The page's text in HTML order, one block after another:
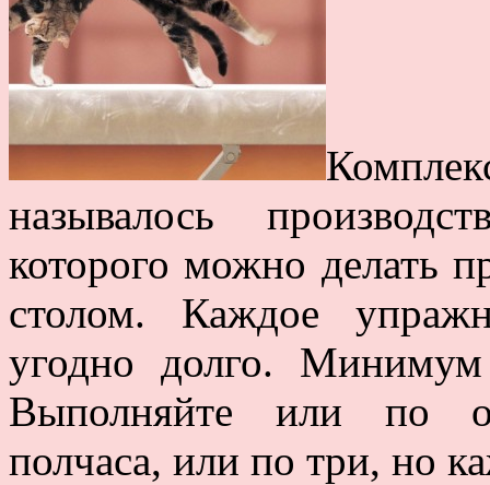
называлось
которого можно делать
столом. Каждое
угодно долго.
Выполняйте или по
полчаса, или по три, но